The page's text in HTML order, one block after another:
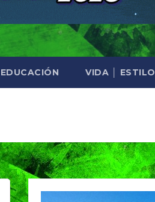
EDUCACIÓN VIDA │ ESTILO